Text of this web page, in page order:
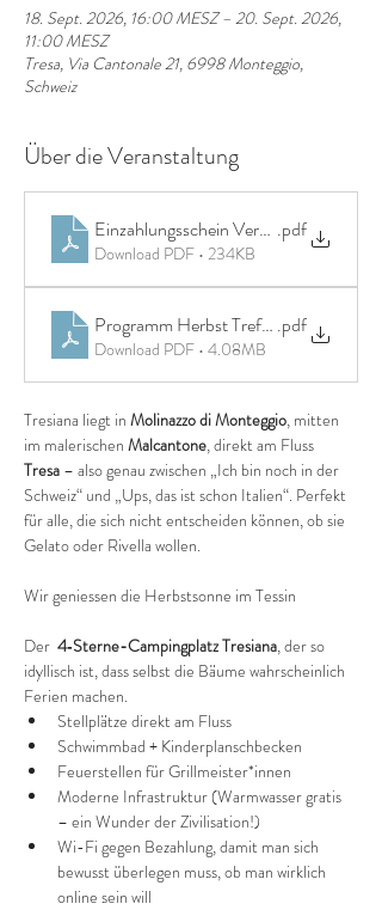
18. Sept. 2026, 16:00 MESZ – 20. Sept. 2026,
11:00 MESZ
Tresa, Via Cantonale 21, 6998 Monteggio,
Schweiz
Über die Veranstaltung
Einzahlungsschein Veranstaltung mit
.pdf
Download PDF • 234KB
Programm Herbst Treffen 2026
.pdf
Download PDF • 4.08MB
Tresiana liegt in Molinazzo di Monteggio, mitten
im malerischen Malcantone, direkt am Fluss
Tresa – also genau zwischen „Ich bin noch in der
Schweiz“ und „Ups, das ist schon Italien“. Perfekt
für alle, die sich nicht entscheiden können, ob sie
Gelato oder Rivella wollen.
Wir geniessen die Herbstsonne im Tessin
Der 4‑Sterne-Campingplatz Tresiana, der so
idyllisch ist, dass selbst die Bäume wahrscheinlich
Ferien machen.
Stellplätze direkt am Fluss
Schwimmbad + Kinderplanschbecken
Feuerstellen für Grillmeister*innen
Moderne Infrastruktur (Warmwasser gratis
– ein Wunder der Zivilisation!)
Wi-Fi gegen Bezahlung, damit man sich
bewusst überlegen muss, ob man wirklich
online sein will